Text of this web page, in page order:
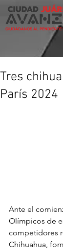
CIUDADANOS AL PENDIENTE
Tres
París 2024
Ante el
Olímpicos de
competidores
Chihuahua,